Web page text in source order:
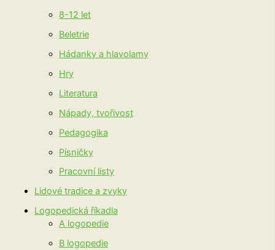
8-12 let
Beletrie
Hádanky a hlavolamy
Hry
Literatura
Nápady, tvořivost
Pedagogika
Písničky
Pracovní listy
Lidové tradice a zvyky
Logopedická říkadla
A logopedie
B logopedie